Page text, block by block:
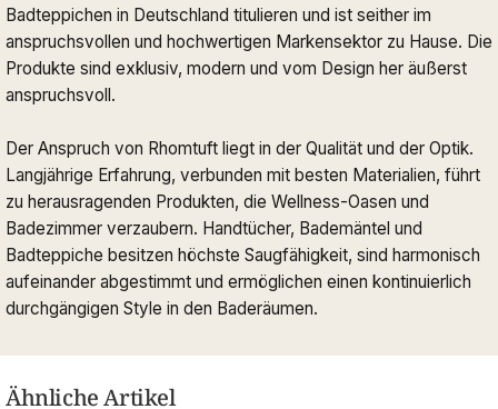
Badteppichen in Deutschland titulieren und ist seither im
anspruchsvollen und hochwertigen Markensektor zu Hause. Die
Produkte sind exklusiv, modern und vom Design her äußerst
anspruchsvoll.
Der Anspruch von Rhomtuft liegt in der Qualität und der Optik.
Langjährige Erfahrung, verbunden mit besten Materialien, führt
zu herausragenden Produkten, die Wellness-Oasen und
Badezimmer verzaubern. Handtücher, Bademäntel und
Badteppiche besitzen höchste Saugfähigkeit, sind harmonisch
aufeinander abgestimmt und ermöglichen einen kontinuierlich
durchgängigen Style in den Baderäumen.
Ähnliche Artikel